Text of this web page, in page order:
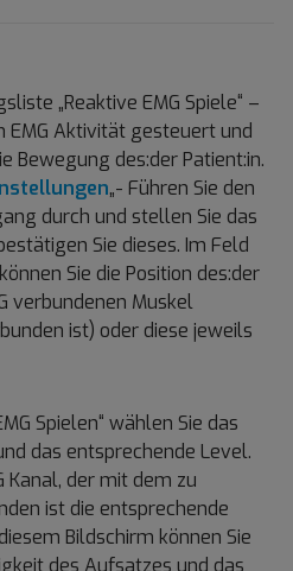
„Reaktive EMG Spiele“ –
EMG Aktivität gesteuert und
Bewegung des:der Patient:in.
„- Führen Sie den
durch und stellen Sie das
Sie dieses. Im Feld
Sie die Position des:der
verbundenen Muskel
ist) oder diese jeweils
Spielen“ wählen Sie das
das entsprechende Level.
Kanal, der mit dem zu
ist die entsprechende
Bildschirm können Sie
des Aufsatzes und das